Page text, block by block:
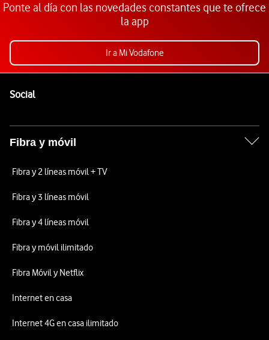
Ponte al día con las novedades constantes que te ofrece
la app
Ir a Mi Vodafone
SocialEnlaces a las redes sociales de Vodafone
Fibra y móvil
Fibra y 2 líneas móvil + TV
Fibra y 3 líneas móvil
Fibra y 4 líneas móvil
Fibra y móvil ilimitado
Fibra Móvil y Netflix
Internet en casa
Internet 4G en casa ilimitado